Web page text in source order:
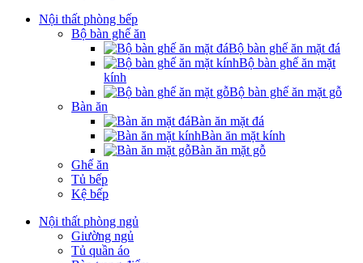
Nội thất phòng bếp
Bộ bàn ghế ăn
Bộ bàn ghế ăn mặt đá
Bộ bàn ghế ăn mặt
kính
Bộ bàn ghế ăn mặt gỗ
Bàn ăn
Bàn ăn mặt đá
Bàn ăn mặt kính
Bàn ăn mặt gỗ
Ghế ăn
Tủ bếp
Kệ bếp
Nội thất phòng ngủ
Giường ngủ
Tủ quần áo